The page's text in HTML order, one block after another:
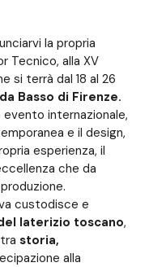
la propria
Tecnico, alla XV
si terrà dal 18 al 26
Basso di Firenze.
internazionale,
e il design,
esperienza, il
che da
custodisce e
laterizio toscano,
storia,
alla